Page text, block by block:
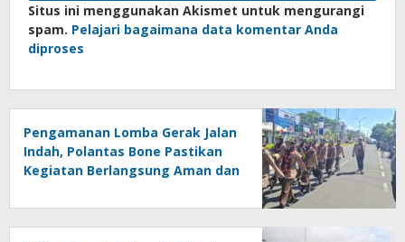
Situs ini menggunakan Akismet untuk mengurangi
spam. Pelajari bagaimana data komentar Anda
diproses
Pengamanan Lomba Gerak Jalan
Indah, Polantas Bone Pastikan
Kegiatan Berlangsung Aman dan